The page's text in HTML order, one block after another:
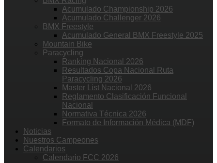
Acumulado Championship 2026
Acumulado Challenger 2026
BMX Freestyle
Acumulado General BMX Freestyle 2025
Mountain Bike
Paracycling
Ranking Nacional 2026
Resultados Copa Nacional Ruta
Paracycling 2026
Master List Nacional 2026
Reglamento Clasificación Funcional
Nacional
Normativa Técnica 2026
Formato de Información Médica (MDF)
Noticias
Nuestros Campeones
Calendarios
Calendario FCC 2026